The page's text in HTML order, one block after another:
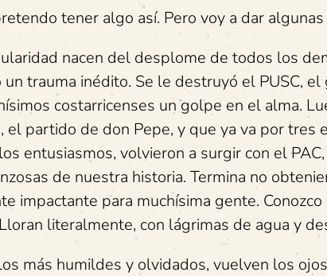
tener algo así. Pero voy a dar
nacen del desplome de todos los
trauma inédito. Se le destruyó el PUSC,
costarricenses un golpe en el alma.
partido de don Pepe, y que ya va por tres
entusiasmos, volvieron a surgir con el
de nuestra historia. Termina no
impactante para muchísima gente.
literalmente, con lágrimas de agua y
más humildes y olvidados, vuelven los